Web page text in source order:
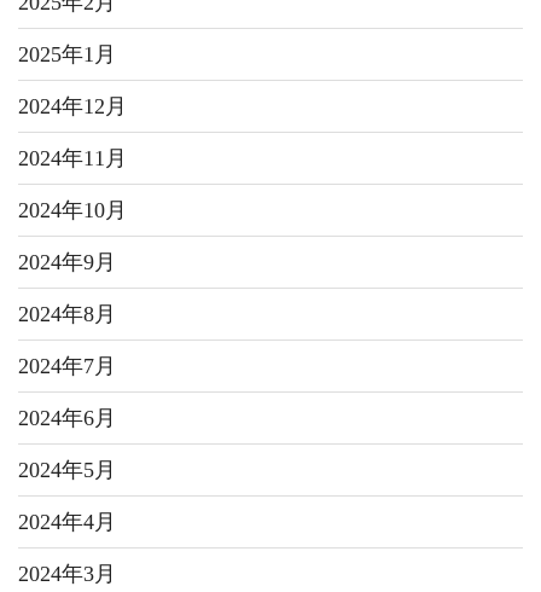
2025年1月
2024年12月
2024年11月
2024年10月
2024年9月
2024年8月
2024年7月
2024年6月
2024年5月
2024年4月
2024年3月